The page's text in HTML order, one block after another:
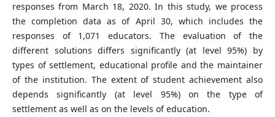
responses from March 18, 2020. In this study, we process
the completion data as of April 30, which includes the
responses of 1,071 educators. The evaluation of the
different solutions differs significantly (at level 95%) by
types of settlement, educational profile and the maintainer
of the institution. The extent of student achievement also
depends significantly (at level 95%) on the type of
settlement as well as on the levels of education.